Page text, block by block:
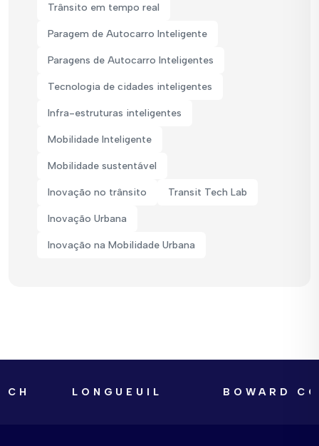
Trânsito em tempo real
Paragem de Autocarro Inteligente
Paragens de Autocarro Inteligentes
Tecnologia de cidades inteligentes
Infra-estruturas inteligentes
Mobilidade Inteligente
Mobilidade sustentável
Inovação no trânsito Transit Tech Lab
Inovação Urbana
Inovação na Mobilidade Urbana
LONGUEUIL BOWARD